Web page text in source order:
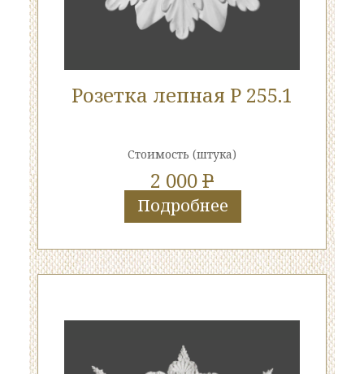
Розетка лепная Р 255.1
Стоимость (штука)
2 000P
Подробнее